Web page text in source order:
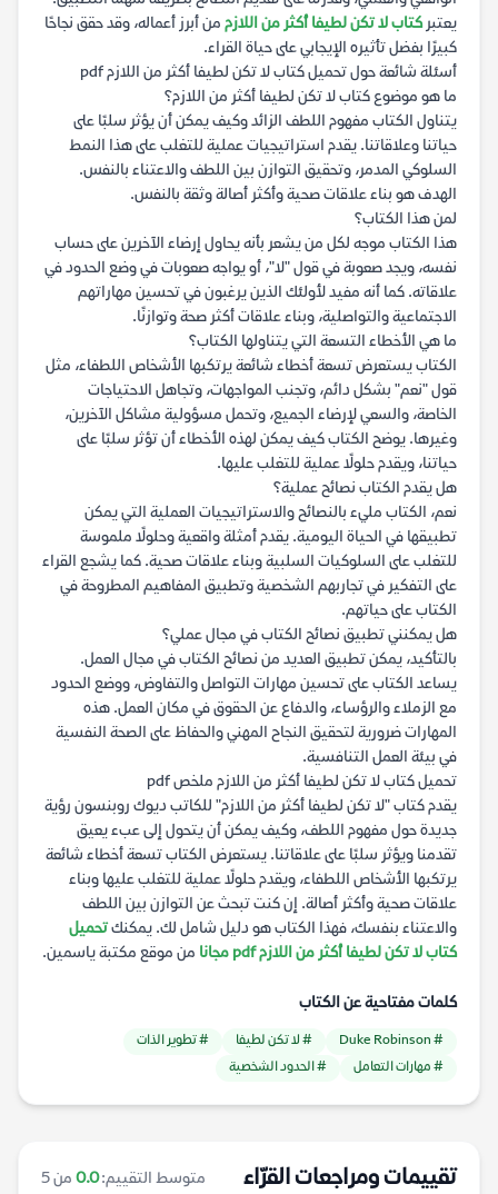
يعتبركتاب لا تكن لطيفا أكثر من اللازم من أبرز أعماله، وقد حقق نجاحًا
كبيرًا بفضل تأثيره الإيجابي على حياة القراء.
أسئلة شائعة حول تحميل كتاب لا تكن لطيفا أكثر من اللازم pdf
ما هو موضوع كتاب لا تكن لطيفا أكثر من اللازم؟
يتناول الكتاب مفهوم اللطف الزائد وكيف يمكن أن يؤثر سلبًا على
حياتنا وعلاقاتنا. يقدم استراتيجيات عملية للتغلب على هذا النمط
السلوكي المدمر، وتحقيق التوازن بين اللطف والاعتناء بالنفس.
الهدف هو بناء علاقات صحية وأكثر أصالة وثقة بالنفس.
لمن هذا الكتاب؟
هذا الكتاب موجه لكل من يشعر بأنه يحاول إرضاء الآخرين على حساب
نفسه، ويجد صعوبة في قول "لا"، أو يواجه صعوبات في وضع الحدود في
علاقاته. كما أنه مفيد لأولئك الذين يرغبون في تحسين مهاراتهم
الاجتماعية والتواصلية، وبناء علاقات أكثر صحة وتوازنًا.
ما هي الأخطاء التسعة التي يتناولها الكتاب؟
الكتاب يستعرض تسعة أخطاء شائعة يرتكبها الأشخاص اللطفاء، مثل
قول "نعم" بشكل دائم، وتجنب المواجهات، وتجاهل الاحتياجات
الخاصة، والسعي لإرضاء الجميع، وتحمل مسؤولية مشاكل الآخرين،
وغيرها. يوضح الكتاب كيف يمكن لهذه الأخطاء أن تؤثر سلبًا على
حياتنا، ويقدم حلولًا عملية للتغلب عليها.
هل يقدم الكتاب نصائح عملية؟
نعم، الكتاب مليء بالنصائح والاستراتيجيات العملية التي يمكن
تطبيقها في الحياة اليومية. يقدم أمثلة واقعية وحلولًا ملموسة
للتغلب على السلوكيات السلبية وبناء علاقات صحية. كما يشجع القراء
على التفكير في تجاربهم الشخصية وتطبيق المفاهيم المطروحة في
الكتاب على حياتهم.
هل يمكنني تطبيق نصائح الكتاب في مجال عملي؟
بالتأكيد، يمكن تطبيق العديد من نصائح الكتاب في مجال العمل.
يساعد الكتاب على تحسين مهارات التواصل والتفاوض، ووضع الحدود
مع الزملاء والرؤساء، والدفاع عن الحقوق في مكان العمل. هذه
المهارات ضرورية لتحقيق النجاح المهني والحفاظ على الصحة النفسية
في بيئة العمل التنافسية.
تحميل كتاب لا تكن لطيفا أكثر من اللازم ملخص pdf
يقدم كتاب "لا تكن لطيفا أكثر من اللازم" للكاتب ديوك روبنسون رؤية
جديدة حول مفهوم اللطف، وكيف يمكن أن يتحول إلى عبء يعيق
تقدمنا ويؤثر سلبًا على علاقاتنا. يستعرض الكتاب تسعة أخطاء شائعة
يرتكبها الأشخاص اللطفاء، ويقدم حلولًا عملية للتغلب عليها وبناء
علاقات صحية وأكثر أصالة. إن كنت تبحث عن التوازن بين اللطف
والاعتناء بنفسك، فهذا الكتاب هو دليل شامل لك. يمكنكتحميل
كتاب لا تكن لطيفا أكثر من اللازم pdf مجانا
من موقع مكتبة ياسمين.
كلمات مفتاحية عن الكتاب
# Duke Robinson # لا تكن لطيفا
# تطوير الذات
# مهارات التعامل
# الحدود الشخصية
تقييمات ومراجعات القرّاء متوسط التقييم:0.0 من 5